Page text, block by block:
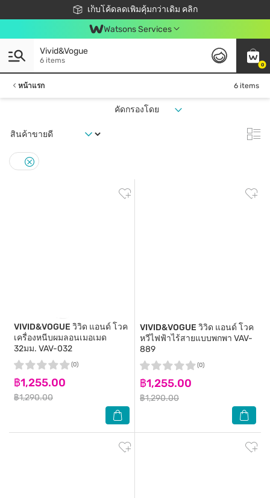
เก็บโค้ดลดเพิ่มคุ้มกว่าเดิม คลิก
ชอปออนไลน์ครั้งแรก ลดเพิ่มจุก ๆ 10%! 🎉
📦ส่งฟรี! เมื่อชอป 499฿
สมาชิกวัตสัน คลับดียังไง?
Watsons Services
0
Vivid&Vogue
6 items
หน้าแรก 6 items
คัดกรองโดย
VIVID&VOGUE วิวิด แอนด์ โวค
เครื่องหนีบผมลอนเมอเมด
32มม. VAV-032
฿1,255.00
฿1,290.00
(0)
VIVID&VOGUE วิวิด แอนด์ โวค
หวีไฟฟ้าไร้สายแบบพกพา VAV-
889
฿1,255.00
฿1,290.00
(0)